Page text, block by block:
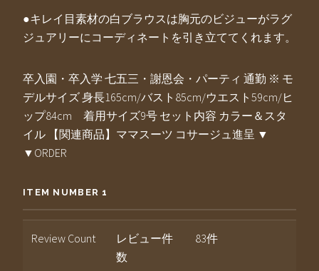
●キレイ目素材の白ブラウスは胸元のビジューがラグ
ジュアリーにコーディネートを引き立ててくれます。
卒入園・卒入学 七五三・謝恩会・パーティ 通勤 ※ モ
デルサイズ 身長165cm/バスト85cm/ウエスト59cm/ヒ
ップ84cm 着用サイズ9号 セット内容 カラー＆スタ
イル 【関連商品】ママスーツ コサージュ進呈 ▼
▼ORDER
ITEM NUMBER 1
Review Count
レビュー件
数
83件